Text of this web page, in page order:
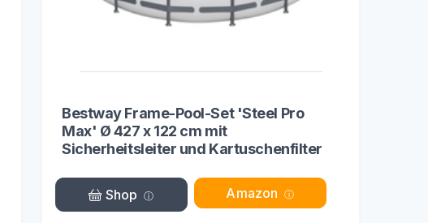
Bestway Frame-Pool-Set 'Steel Pro
Max' Ø 427 x 122 cm mit
Sicherheitsleiter und Kartuschenfilter
Shop Amazon